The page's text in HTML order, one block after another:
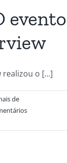
evento
o [...]
de